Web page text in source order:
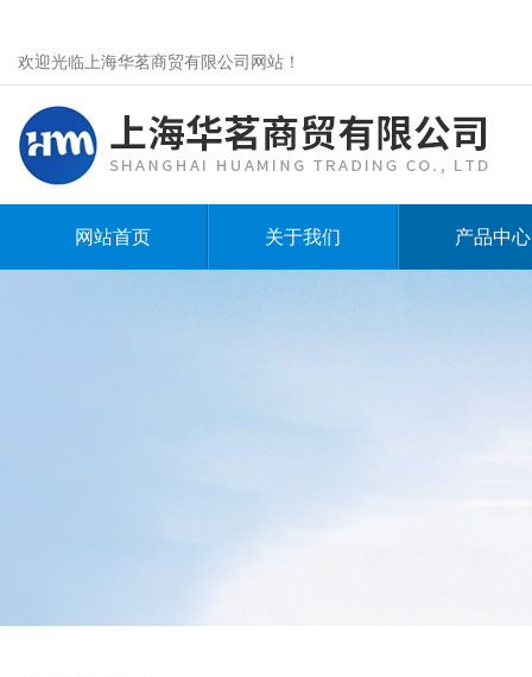
欢迎光临上海华茗商贸有限公司网站！
网站首页 关于我们 产品中心